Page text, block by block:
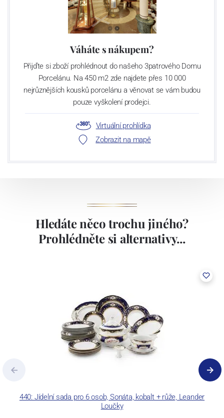
Váháte s nákupem?
Přijďte si zboží prohlédnout do našeho 3patrového Domu
Porcelánu. Na 450 m2 zde najdete přes 10 000
nejrůznějších kousků porcelánu a věnovat se vám budou
pouze vyškolení prodejci.
Virtuální prohlídka
Zobrazit na mapě
Hledáte něco trochu jiného?
Prohlédněte si alternativy...
440: Jídelní sada pro 6 osob, Sonáta, kobalt + růže, Leander
Loučky